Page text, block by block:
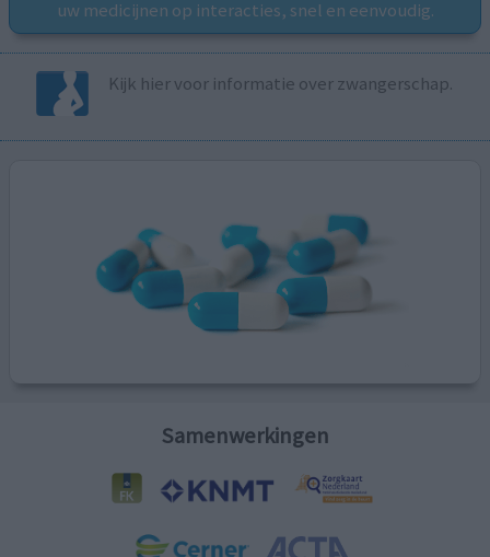
uw medicijnen op interacties, snel en eenvoudig.
Kijk hier voor informatie over zwangerschap.
Samenwerkingen